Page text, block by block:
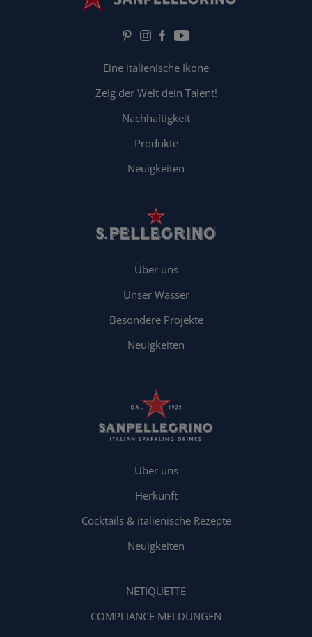
Eine italienische Ikone
Zeig der Welt dein Talent!
Nachhaltigkeit
Produkte
Neuigkeiten
Über uns
Unser Wasser
Besondere Projekte
Neuigkeiten
Über uns
Herkunft
Cocktails & italienische Rezepte
Neuigkeiten
NETIQUETTE
COMPLIANCE MELDUNGEN